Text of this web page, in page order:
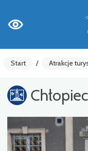
Start / Atrakcje